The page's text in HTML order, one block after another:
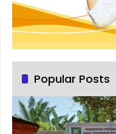
Popular Posts